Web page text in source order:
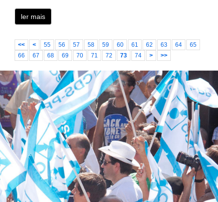
ler mais
<< < 55 56 57 58 59 60 61 62 63 64
65
66
67 68 69 70 71 72 73 74 > >>